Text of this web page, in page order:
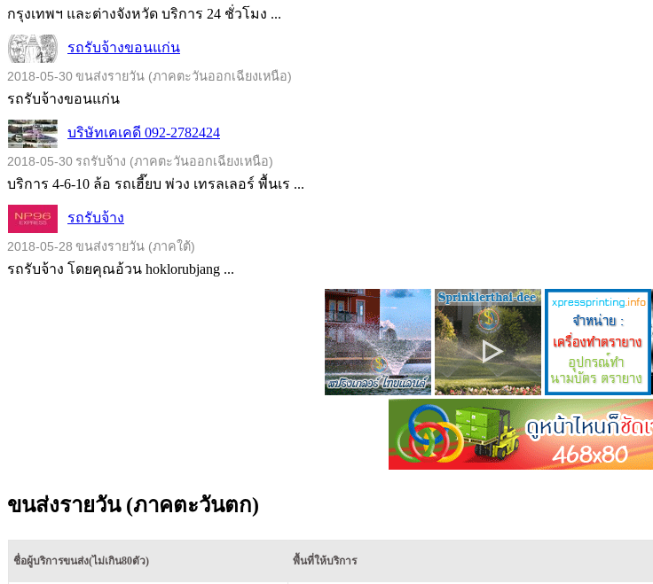
กรุงเทพฯ และต่างจังหวัด บริการ 24 ชั่วโมง ...
รถรับจ้างขอนแก่น
2018-05-30ขนส่งรายวัน (ภาคตะวันออกเฉียงเหนือ)
รถรับจ้างขอนแก่น
บริษัทเคเคดี 092-2782424
2018-05-30 รถรับจ้าง (ภาคตะวันออกเฉียงเหนือ)
บริการ 4-6-10 ล้อ รถเฮี๊ยบ พ่วง เทรลเลอร์ พื้นเร ...
รถรับจ้าง
2018-05-28 ขนส่งรายวัน (ภาคใต้)
รถรับจ้าง โดยคุณอ้วน hoklorubjang ...
ขนส่งรายวัน (ภาคตะวันตก)
ชื่อผู้บริการขนส่ง(ไม่เกิน80ตัว) พื้นที่ให้บริการ